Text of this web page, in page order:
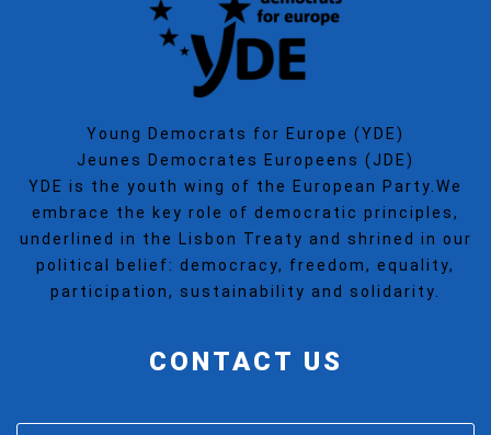
Young Democrats for Europe (YDE)
Jeunes Democrates Europeens (JDE)
YDE is the youth wing of the European Party.We
embrace the key role of democratic principles,
underlined in the Lisbon Treaty and shrined in our
political belief: democracy, freedom, equality,
participation, sustainability and solidarity.
CONTACT US